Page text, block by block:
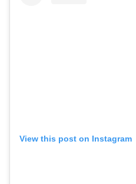
View this post on Instagram